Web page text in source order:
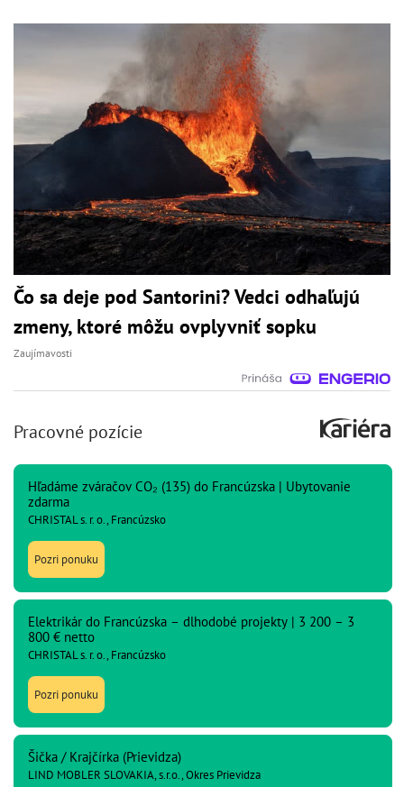
Čo sa deje pod Santorini? Vedci odhaľujú
zmeny, ktoré môžu ovplyvniť sopku
Zaujímavosti
Pracovné pozície
Hľadáme zváračov CO₂ (135) do Francúzska | Ubytovanie
zdarma
CHRISTAL s. r. o., Francúzsko
Pozri ponuku
Elektrikár do Francúzska – dlhodobé projekty | 3 200 – 3
800 € netto
CHRISTAL s. r. o., Francúzsko
Pozri ponuku
Šička / Krajčírka (Prievidza)
LIND MOBLER SLOVAKIA, s.r.o., Okres Prievidza